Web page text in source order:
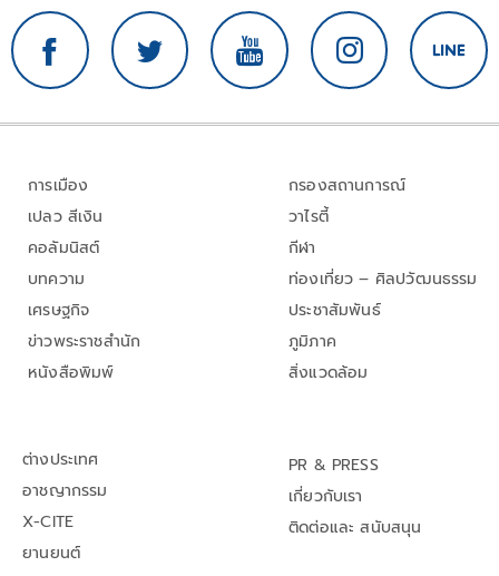
การเมือง
เปลว สีเงิน
คอลัมนิสต์
บทความ
เศรษฐกิจ
ข่าวพระราชสำนัก
หนังสือพิมพ์
กรองสถานการณ์
วาไรตี้
กีฬา
ท่องเที่ยว – ศิลปวัฒนธรรม
ประชาสัมพันธ์
ภูมิภาค
สิ่งแวดล้อม
ต่างประเทศ
อาชญากรรม
X-CITE
ยานยนต์
PR & PRESS
เกี่ยวกับเรา
ติดต่อและ สนับสนุน